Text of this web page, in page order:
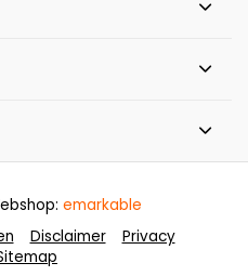
Disclaimer
Privacy
emarkable